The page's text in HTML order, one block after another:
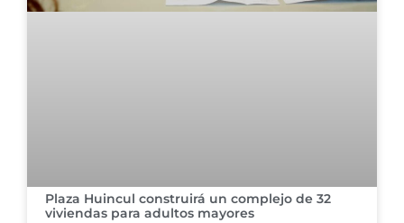
Plaza Huincul construirá un complejo de 32
viviendas para adultos mayores